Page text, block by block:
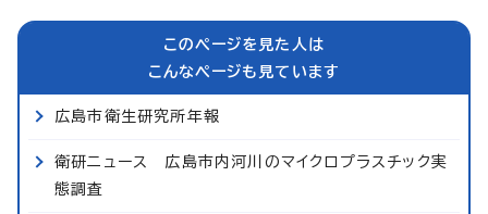
このページを見た人は
こんなページも見ています
広島市衛生研究所年報
衛研ニュース 広島市内河川のマイクロプラスチック実
態調査